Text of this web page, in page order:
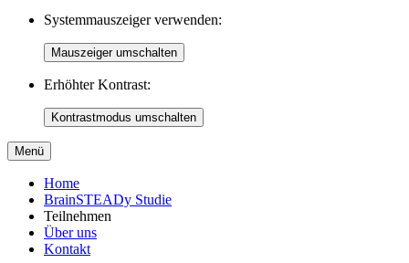
Systemmauszeiger verwenden:
Mauszeiger umschalten
Erhöhter Kontrast:
Kontrastmodus umschalten
Menü
Home
BrainSTEADy Studie
Teilnehmen
Über uns
Kontakt